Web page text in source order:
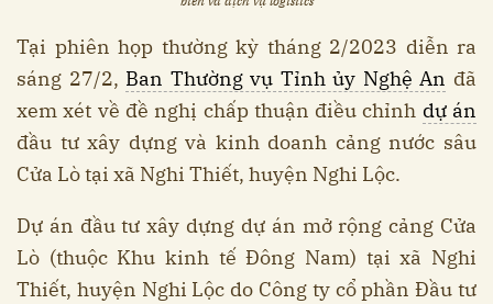
Tại phiên họp thường kỳ tháng 2/2023 diễn ra
sáng 27/2, Ban Thường vụ Tỉnh ủy Nghệ An đã
xem xét về đề nghị chấp thuận điều chỉnh dự án
đầu tư xây dựng và kinh doanh cảng nước sâu
Cửa Lò tại xã Nghi Thiết, huyện Nghi Lộc.
Dự án đầu tư xây dựng dự án mở rộng cảng Cửa
Lò (thuộc Khu kinh tế Đông Nam) tại xã Nghi
Thiết, huyện Nghi Lộc do Công ty cổ phần Đầu tư